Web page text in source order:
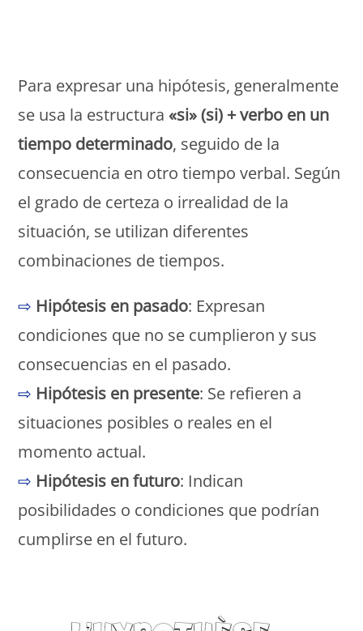
Para expresar una hipótesis, generalmente
se usa la estructura«si» (si) + verbo en un
tiempo determinado, seguido de la
consecuencia en otro tiempo verbal. Según
el grado de certeza o irrealidad de la
situación, se utilizan diferentes
combinaciones de tiempos.
⇨ Hipótesis en pasado: Expresan
condiciones que no se cumplieron y sus
consecuencias en el pasado.
⇨ Hipótesis en presente: Se refieren a
situaciones posibles o reales en el
momento actual.
⇨ Hipótesis en futuro: Indican
posibilidades o condiciones que podrían
cumplirse en el futuro.